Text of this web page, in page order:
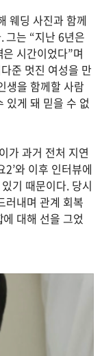
웨딩 사진과 함께
그는 “지난 6년은
시간이었다”며
준 멋진 여성을 만
생을 함께할 사람
있게 돼 믿을 수 없
가 과거 전처 지연
2’와 이후 인터뷰에
기 때문이다. 당시
러내며 관계 회복
대해 선을 그었